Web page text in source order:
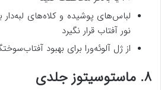
لباس‌های پوشیده و کلاه‌های
نور آفتاب قرار نگیرد
از ژل آلوئه‌ورا برای بهبود
۸. ماستوسیتوز جلدی